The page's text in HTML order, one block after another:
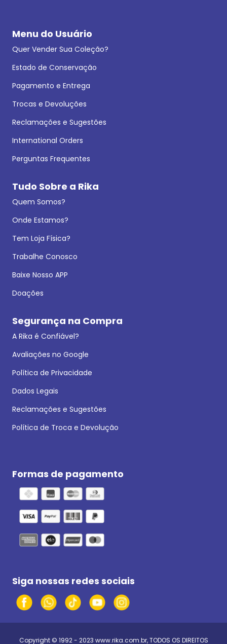
Menu do Usuário
Quer Vender Sua Coleção?
Estado de Conservação
Pagamento e Entrega
Trocas e Devoluções
Reclamações e Sugestões
International Orders
Perguntas Frequentes
Tudo Sobre a Rika
Quem Somos?
Onde Estamos?
Tem Loja Física?
Trabalhe Conosco
Baixe Nosso APP
Doações
Segurança na Compra
A Rika é Confiável?
Avaliações no Google
Política de Privacidade
Dados Legais
Reclamações e Sugestões
Política de Troca e Devolução
Formas de pagamento
Siga nossas redes sociais
Copyright © 1992 - 2023 www.rika.com.br, TODOS OS DIREITOS